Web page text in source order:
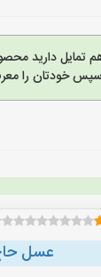
تمایل دارید
خودتان را
عسل